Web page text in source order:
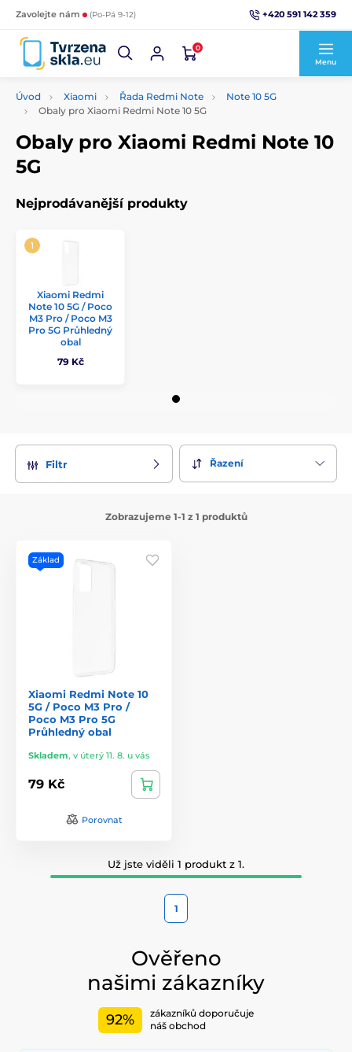
Zavolejte nám (Po-Pá 9-12) +420 591 142 359
0
Menu
Úvod Xiaomi Řada Redmi Note
Note 10 5G
Obaly pro Xiaomi Redmi Note 10 5G
Obaly pro Xiaomi Redmi Note 10
5G
Nejprodávanější produkty
Xiaomi Redmi
Note 10 5G / Poco
M3 Pro / Poco M3
Pro 5G Průhledný
obal
79 Kč
Filtr Řazení
Zobrazujeme 1-1 z 1 produktů
Základ
Xiaomi Redmi Note 10
5G / Poco M3 Pro /
Poco M3 Pro 5G
Průhledný obal
Skladem, v úterý 11. 8. u vás
79 Kč
Porovnat
Už jste viděli 1 produkt z 1.
1
Ověřeno
našimi zákazníky
92%
zákazníků doporučuje
náš obchod